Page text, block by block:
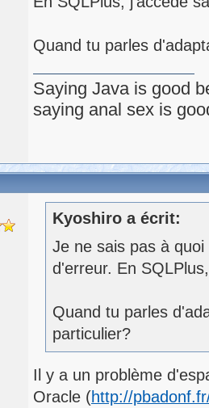
Quand tu parles
Saying Java is good
saying anal sex is
Kyoshiro a écrit:
Je ne sais pas à
d'erreur. En
Quand tu parles
particulier?
Il y a un problème
Oracle (http://